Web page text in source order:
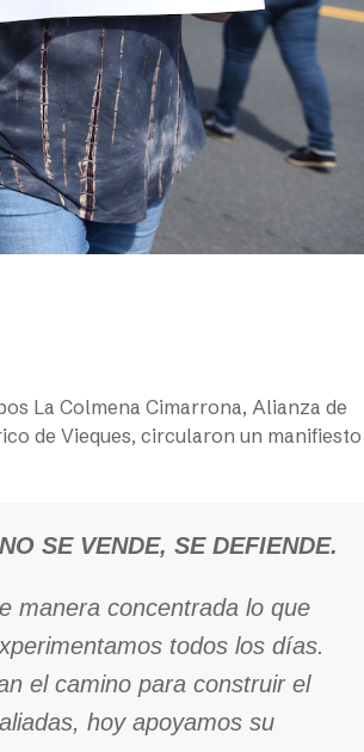
La Colmena Cimarrona, Alianza de
de Vieques, circularon un manifiesto
SE VENDE, SE DEFIENDE.
manera concentrada lo que
todos los días.
el camino para construir el
hoy apoyamos su